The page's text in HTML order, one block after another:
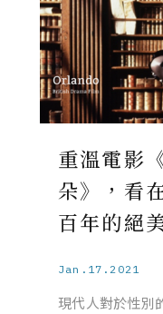
重溫電影
朵》，看
百年的絕
Jan.17.2021
現代人對於性別